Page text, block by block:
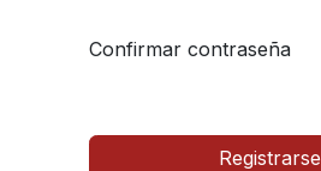
Confirmar contraseña
Registrarse